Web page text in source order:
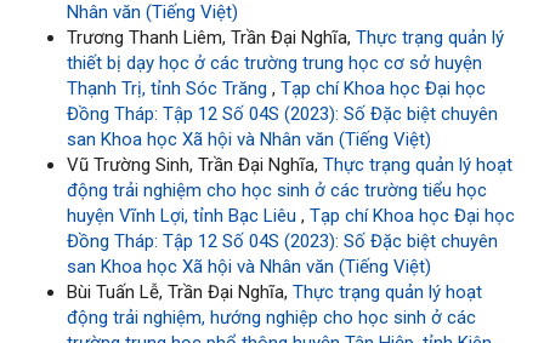
Nhân văn (Tiếng Việt)
Trương Thanh Liêm, Trần Đại Nghĩa, Thực trạng quản lý
thiết bị dạy học ở các trường trung học cơ sở huyện
Thạnh Trị, tỉnh Sóc Trăng , Tạp chí Khoa học Đại học
Đồng Tháp: Tập 12 Số 04S (2023): Số Đặc biệt chuyên
san Khoa học Xã hội và Nhân văn (Tiếng Việt)
Vũ Trường Sinh, Trần Đại Nghĩa, Thực trạng quản lý hoạt
động trải nghiệm cho học sinh ở các trường tiểu học
huyện Vĩnh Lợi, tỉnh Bạc Liêu , Tạp chí Khoa học Đại học
Đồng Tháp: Tập 12 Số 04S (2023): Số Đặc biệt chuyên
san Khoa học Xã hội và Nhân văn (Tiếng Việt)
Bùi Tuấn Lễ, Trần Đại Nghĩa, Thực trạng quản lý hoạt
động trải nghiệm, hướng nghiệp cho học sinh ở các